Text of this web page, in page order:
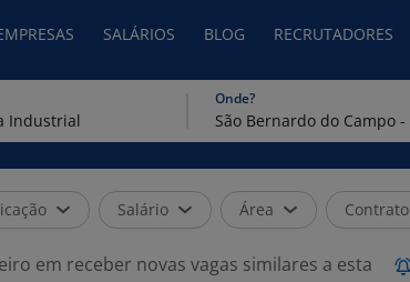
SALÁRIOS BLOG RECRUTADORES
Onde?
Salário Área Contrato
em receber novas vagas similares a esta